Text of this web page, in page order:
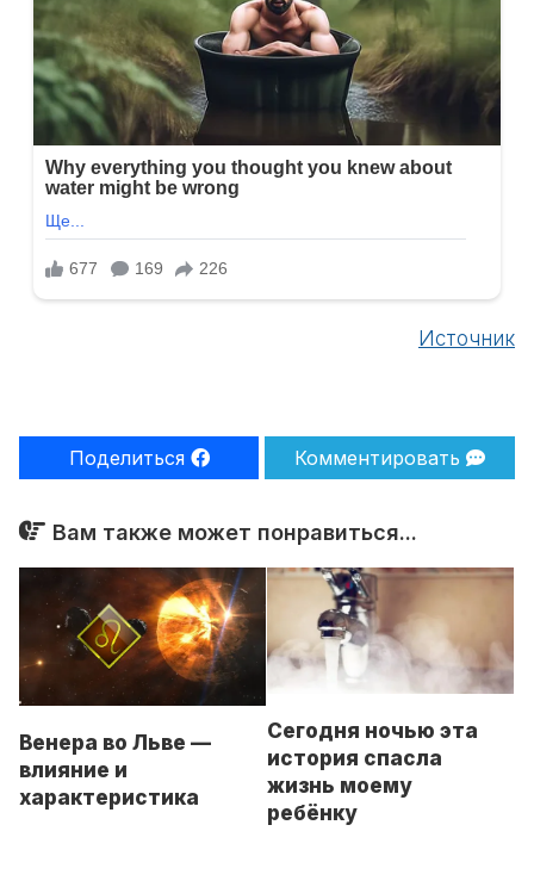
Источник
Поделиться Комментировать
Вам также может понравиться...
Венера во Льве —
влияние и
характеристика
Сегодня ночью эта
история спасла
жизнь моему
ребёнку